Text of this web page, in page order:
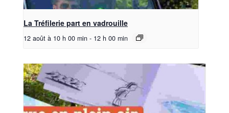
La Tréfilerie part en vadrouille
12 août à 10 h 00 min - 12 h 00 min